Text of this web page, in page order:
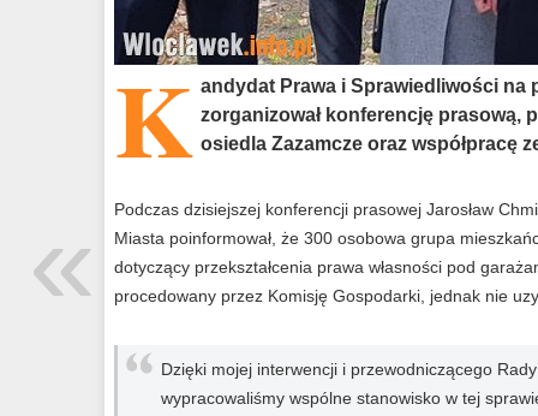
K andydat Prawa i Sprawiedliwości na
zorganizował konferencję prasową,
osiedla Zazamcze oraz współpracę
Podczas dzisiejszej konferencji prasowej Jarosław
Miasta poinformował, że 300 osobowa grupa
dotyczący przekształcenia prawa własności pod
procedowany przez Komisję Gospodarki, jednak nie
Dzięki mojej interwencji i przewodniczącego
wypracowaliśmy wspólne stanowisko w tej
«